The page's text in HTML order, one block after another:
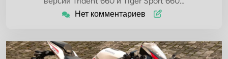
Нет комментариев